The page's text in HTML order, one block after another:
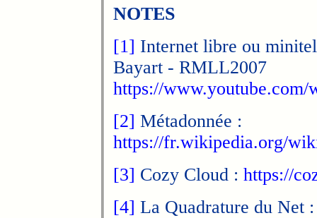
NOTES
[1] Internet libre ou
Bayart - RMLL2007
https://
[2] Métadonnée :
https://fr.wikipedia.org/
[3] Cozy Cloud : https://
[4] La Quadrature du Net